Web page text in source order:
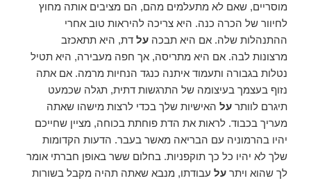
מוסריים, שאם לא מתעלמים מהם, הם מציבים אותה מחוץ
לחיוור של הכרה כנה. היא צריכה להיראות טוב אחרי
ההתנהלות שלה. אם היא תבכהעל דת, היא תתאכזב
מרצונות לבה. אם היא מתריסה, אך חפה מעבירה, היא תטיל
נטלות בגבורה ותעמוד איתנה כנגד הנחיות מרמה. אם אתה
נזוף בעצמך בעיצומה של התרגשות דתית, תגלה שכמעט
תיגרם לוותרעל האישיות שלך בכדי לרצות מישהו שאתה
מעריך בכבוד. לראות את הדת פוחתת בכוחה, מציין שחייכם
יהיו בהרמוניה עם הבריאה מאשר בעבר. הדעות הקדומות
שלך לא יהיו כל כך תוקפניות. בחלום ששר באופן חברתי אומר
לך שהוא ויתרעל עבודתו, מנבא שאתה תהיה מקבל בשורות